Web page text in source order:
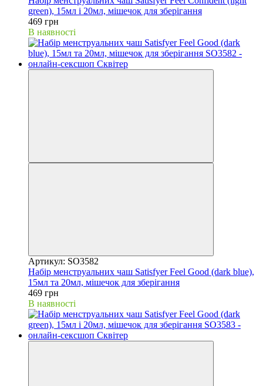
green), 15мл і 20мл, мішечок для зберігання
469 грн
В наявності
Артикул: SO3582
Набір менструальних чаш Satisfyer Feel Good (dark blue),
15мл та 20мл, мішечок для зберігання
469 грн
В наявності